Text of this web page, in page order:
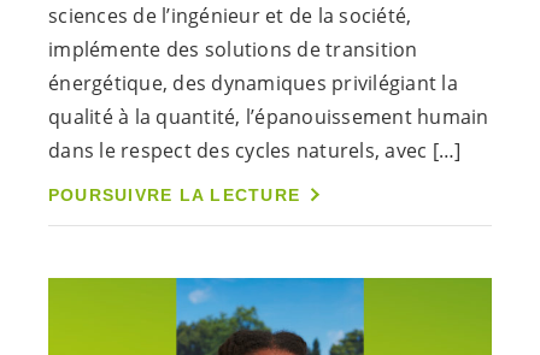
sciences de l’ingénieur et de la société,
implémente des solutions de transition
énergétique, des dynamiques privilégiant la
qualité à la quantité, l’épanouissement humain
dans le respect des cycles naturels, avec […]
POURSUIVRE LA LECTURE